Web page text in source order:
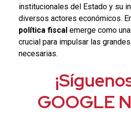
institucionales del Estado y su
diversos actores económicos.
política fiscalemerge como
crucial para impulsar las
necesarias.
GOOGLE